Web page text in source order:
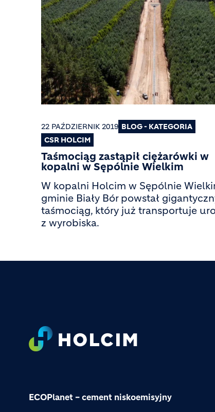
22 PAŹDZIERNIK 2019 BLOG - KATEGORIA
CSR HOLCIM
Taśmociąg zastąpił ciężarówki w
kopalni w Sępólnie Wielkim
W kopalni Holcim w Sępólnie
gminie Biały Bór powstał
taśmociąg, który już transportuje
z wyrobiska.
ECOPlanet – cement niskoemisyjny